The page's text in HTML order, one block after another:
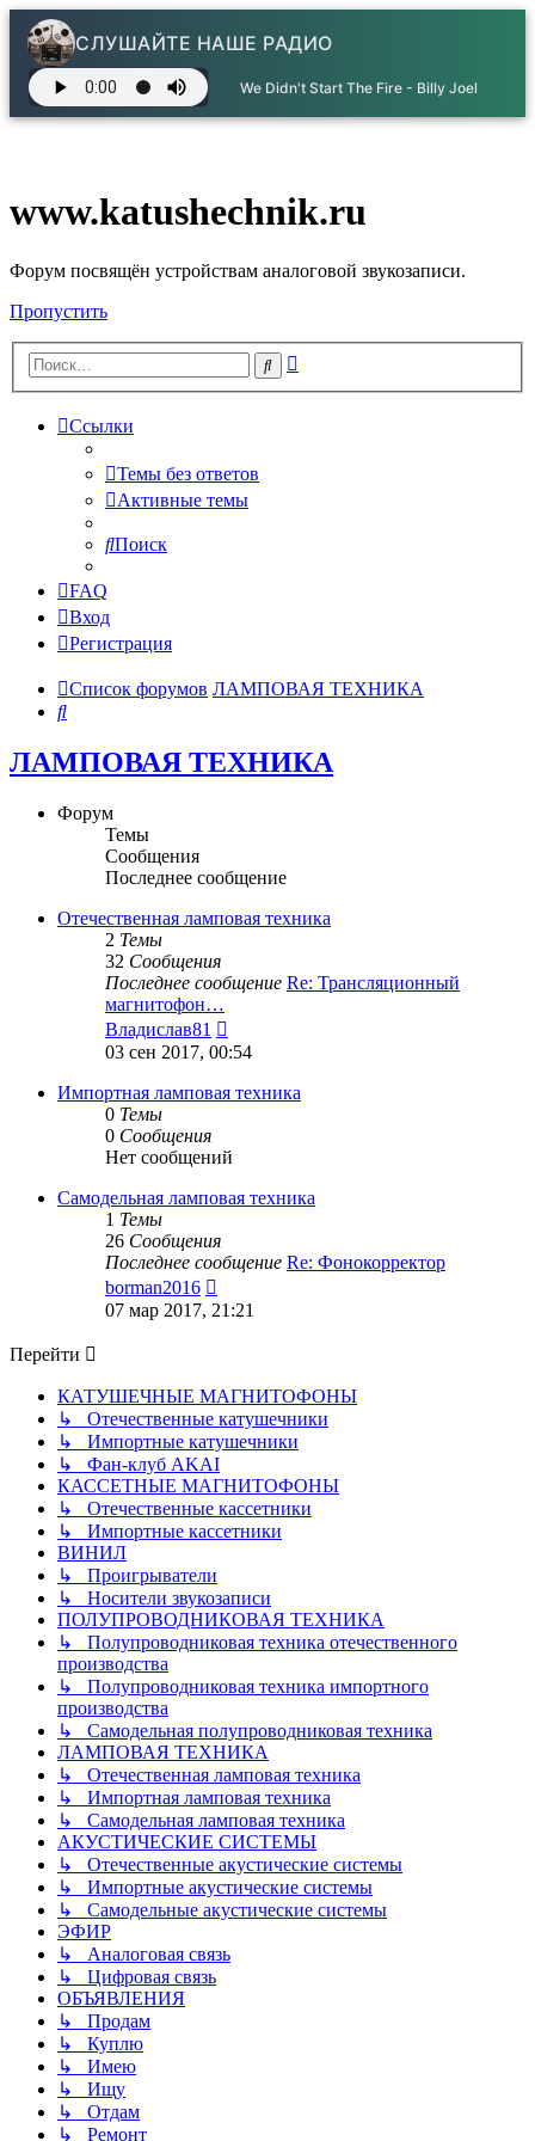
СЛУШАЙТЕ НАШЕ РАДИО
We Didn't Start The Fire - Billy Joel
www.katushechnik.ru
Форум посвящён устройствам аналоговой звукозаписи.
Пропустить
Поиск
Ссылки
Темы без ответов
Активные темы
Поиск
FAQ
Вход
Регистрация
Список форумов ЛАМПОВАЯ ТЕХНИКА
Поиск
ЛАМПОВАЯ ТЕХНИКА
Форум
Темы
Сообщения
Последнее сообщение
Отечественная ламповая техника
2 Темы
32 Сообщения
Последнее сообщение Re: Трансляционный
магнитофон…
Владислав81
к
сообщению
03 сен 2017, 00:54
Импортная ламповая техника
0 Темы
0 Сообщения
Нет сообщений
Самодельная ламповая техника
1 Темы
26 Сообщения
Последнее сообщение Re: Фонокорректор
borman2016
к
07 мар 2017, 21:21
Перейти
КАТУШЕЧНЫЕ МАГНИТОФОНЫ
↳ Отечественные катушечники
↳ Импортные катушечники
↳ Фан-клуб AKAI
КАССЕТНЫЕ МАГНИТОФОНЫ
↳ Отечественные кассетники
↳ Импортные кассетники
ВИНИЛ
↳ Проигрыватели
↳ Носители звукозаписи
ПОЛУПРОВОДНИКОВАЯ ТЕХНИКА
↳ Полупроводниковая техника отечественного
производства
↳ Полупроводниковая техника импортного
производства
↳ Самодельная полупроводниковая техника
ЛАМПОВАЯ ТЕХНИКА
↳ Отечественная ламповая техника
↳ Импортная ламповая техника
↳ Самодельная ламповая техника
АКУСТИЧЕСКИЕ СИСТЕМЫ
↳ Отечественные акустические системы
↳ Импортные акустические системы
↳ Самодельные акустические системы
ЭФИР
↳ Аналоговая связь
↳ Цифровая связь
ОБЪЯВЛЕНИЯ
↳ Продам
↳ Куплю
↳ Имею
↳ Ищу
↳ Отдам
↳ Ремонт